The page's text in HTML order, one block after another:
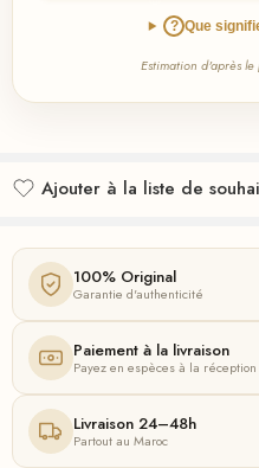
? Que
Estimation d'après
Ajouter à la liste de
100% Original
Garantie d'authenticité
Paiement à la livraison
Payez en espèces à la réception
Livraison 24–48h
Partout au Maroc